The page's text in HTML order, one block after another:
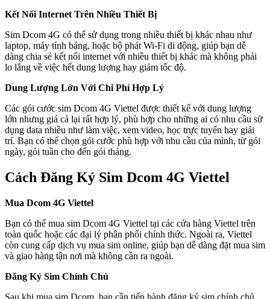
Kết Nối Internet Trên Nhiều Thiết Bị
Sim Dcom 4G có thể sử dụng trong nhiều thiết bị khác nhau như
laptop, máy tính bảng, hoặc bộ phát Wi-Fi di động, giúp bạn dễ
dàng chia sẻ kết nối internet với nhiều thiết bị khác mà không phải
lo lắng về việc hết dung lượng hay giảm tốc độ.
Dung Lượng Lớn Với Chi Phí Hợp Lý
Các gói cước sim Dcom 4G Viettel được thiết kế với dung lượng
lớn nhưng giá cả lại rất hợp lý, phù hợp cho những ai có nhu cầu sử
dụng data nhiều như làm việc, xem video, học trực tuyến hay giải
trí. Bạn có thể chọn gói cước phù hợp với nhu cầu của mình, từ gói
ngày, gói tuần cho đến gói tháng.
Cách Đăng Ký Sim Dcom 4G Viettel
Mua Dcom 4G Viettel
Bạn có thể mua sim Dcom 4G Viettel tại các cửa hàng Viettel trên
toàn quốc hoặc các đại lý phân phối chính thức. Ngoài ra, Viettel
còn cung cấp dịch vụ mua sim online, giúp bạn dễ dàng đặt mua sim
và giao hàng tận nơi mà không cần ra ngoài.
Đăng Ký Sim Chính Chủ